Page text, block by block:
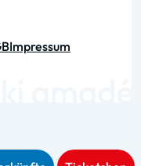
Impressum